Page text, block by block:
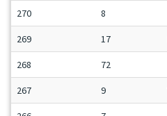
270 8
269 17
268 72
267 9